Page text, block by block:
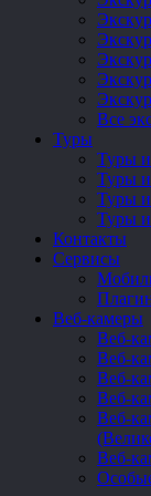
Все
Туры
Туры
Туры
Туры
Туры
Контакты
Сервисы
Веб-камеры
Веб-
Веб-
Веб-
Веб-
Веб-
Веб-